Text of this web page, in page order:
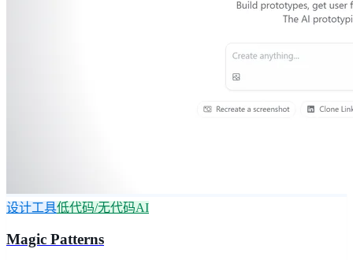
设计工具低代码/无代码AI
Magic Patterns